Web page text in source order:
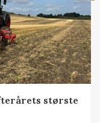
største